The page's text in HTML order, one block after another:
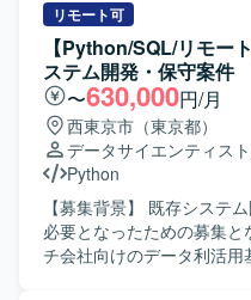
連の経験を積むことができます。 【開発環境】
のWebアプリケーション
Search、ベクトルDB、
どを用いて開発を行ってい
討、実装および検証、結
想定しております。 【求める人物像】 生成AIやPoCに強い
興味を持ち、自ら主体的
ていただける方を求めてい
ョンを図りながら、スピー
方が望ましいです。 【ポジションの魅力】 社内の生成AI活
用をリードし、業務効率化
PoCを推進できるポジショ
実装まで一気通貫で経験
実績を積むことができます。 【開発環境】 Python
node.jsを用いた開発環境
リモート可
【Python/SQL/リモー
ステム開発・保守案件
〜630,000円/月
西東京市（東京都）
データサイエンティスト
Python
【募集背景】 既存システ
必要となったための募集となります。 【作
チ会社向けのデータ利活